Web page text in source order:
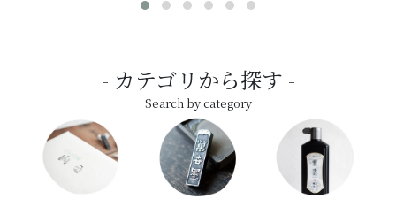
カテゴリから探す
Search by category